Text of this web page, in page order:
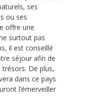
ses
ou ses
offre une
surtout pas
il est conseillé
séjour afin de
De plus,
dans ce pays
l’émerveiller